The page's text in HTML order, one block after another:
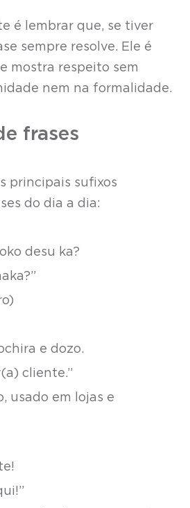
é lembrar que, se tiver
sempre resolve. Ele é
mostra respeito sem
nem na formalidade.
frases
principais sufixos
do dia a dia:
desu ka?
e dozo.
cliente.”
usado em lojas e